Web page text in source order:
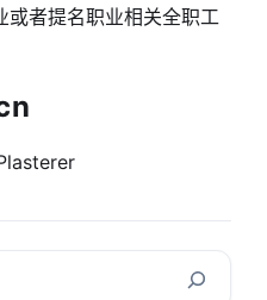
或者提名职业相关全职工